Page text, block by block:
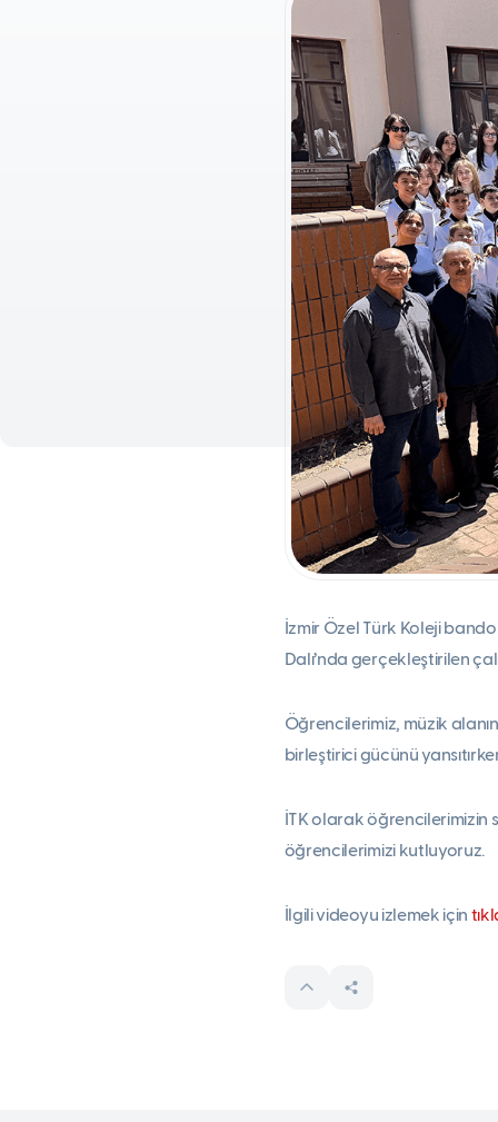
İzmir Özel Türk Koleji
Dalı’nda gerçekleştirilen
Öğrencilerimiz, müzik
birleştirici gücünü
İTK olarak öğrencilerimizin
öğrencilerimizi kutluyoruz.
İlgili videoyu izlemek için